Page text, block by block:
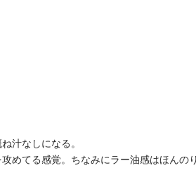
汁なしになる。
めてる感覚。ちなみにラー油感はほんの